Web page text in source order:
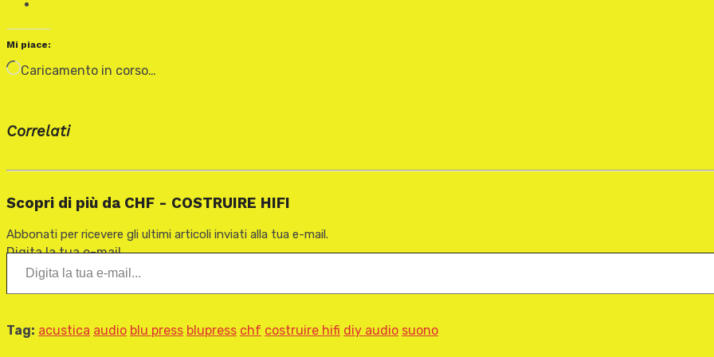
Mi piace:
Caricamento in corso…
Correlati
Scopri di più da CHF - COSTRUIRE HIFI
Abbonati per ricevere gli ultimi articoli inviati alla tua e-mail.
Digita la tua e-mail...
Tag: acustica audio blu press blupress chf costruire hifi diy audio suono